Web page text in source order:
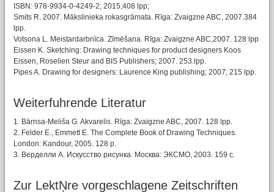
ISBN: 978-9934-0-4249-2; 2015;408 lpp;
Smits R. 2007. Mākslinieka rokasgrāmata. Rīga: Zvaigzne ABC, 2007.384
lpp.
Votsona L. Meistardarbnīca. Zīmēšana. Rīga: Zvaigzne ABC,2007. 128 lpp
Eissen K. Sketching: Drawing techniques for product designers Koos
Eissen, Roselien Steur and BIS Publishers; 2007. 253.lpp.
Pipes A. Drawing for designers: Laurence King publishing; 2007; 215 lpp.
Weiterfuhrende Literatur
1. Bārnsa-Meliša G. Akvarelis. Rīga: Zvaigzne ABC, 2007. 128 lpp.
2. Felder E., Emmett E. The Complete Book of Drawing Techniques.
London: Kandour, 2005. 128 p.
3. Верделли A. Искусcтво рисунка. Москва: ЭКСМО, 2003. 159 c.
Zur LektŅre vorgeschlagene Zeitschriften